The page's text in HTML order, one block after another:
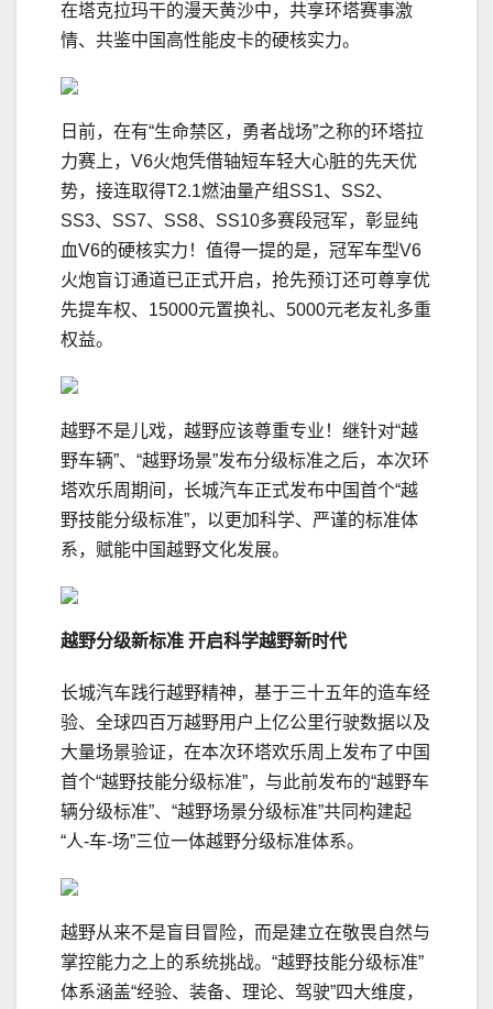
在塔克拉玛干的漫天黄沙中，共享环塔赛事激
情、共鉴中国高性能皮卡的硬核实力。
日前，在有“生命禁区，勇者战场”之称的环塔拉
力赛上，V6火炮凭借轴短车轻大心脏的先天优
势，接连取得T2.1燃油量产组SS1、SS2、
SS3、SS7、SS8、SS10多赛段冠军，彰显纯
血V6的硬核实力！值得一提的是，冠军车型V6
火炮盲订通道已正式开启，抢先预订还可尊享优
先提车权、15000元置换礼、5000元老友礼多重
权益。
越野不是儿戏，越野应该尊重专业！继针对“越
野车辆”、“越野场景”发布分级标准之后，本次环
塔欢乐周期间，长城汽车正式发布中国首个“越
野技能分级标准”，以更加科学、严谨的标准体
系，赋能中国越野文化发展。
越野分级新标准 开启科学越野新时代
长城汽车践行越野精神，基于三十五年的造车经
验、全球四百万越野用户上亿公里行驶数据以及
大量场景验证，在本次环塔欢乐周上发布了中国
首个“越野技能分级标准”，与此前发布的“越野车
辆分级标准”、“越野场景分级标准”共同构建起
“人-车-场”三位一体越野分级标准体系。
越野从来不是盲目冒险，而是建立在敬畏自然与
掌控能力之上的系统挑战。“越野技能分级标准”
体系涵盖“经验、装备、理论、驾驶”四大维度，